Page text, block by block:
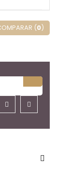
(0)